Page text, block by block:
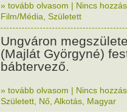
» tovább olvasom | Nincs
Film/Média Született
Ungváron
(Majlát Györgyné)
bábtervező.
» tovább olvasom | Nincs
Született Nő Alkotás Magyar